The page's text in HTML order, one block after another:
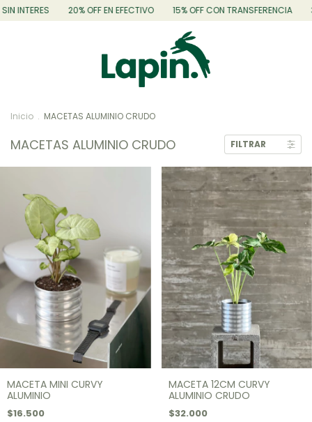
20% OFF EN EFECTIVO 15% OFF CON TRANSFERENCIA 3
Inicio . MACETAS ALUMINIO CRUDO
MACETAS ALUMINIO CRUDO FILTRAR
MACETA MINI CURVY
ALUMINIO
$16.500
MACETA 12CM CURVY
ALUMINIO CRUDO
$32.000